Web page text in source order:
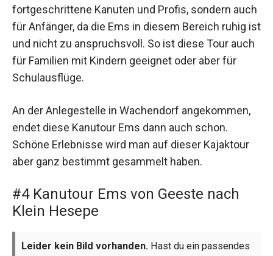
fortgeschrittene Kanuten und Profis, sondern auch
für Anfänger, da die Ems in diesem Bereich ruhig ist
und nicht zu anspruchsvoll. So ist diese Tour auch
für Familien mit Kindern geeignet oder aber für
Schulausflüge.
An der Anlegestelle in Wachendorf angekommen,
endet diese Kanutour Ems dann auch schon.
Schöne Erlebnisse wird man auf dieser Kajaktour
aber ganz bestimmt gesammelt haben.
#4 Kanutour Ems von Geeste nach
Klein Hesepe
Leider kein Bild vorhanden. Hast du ein passendes